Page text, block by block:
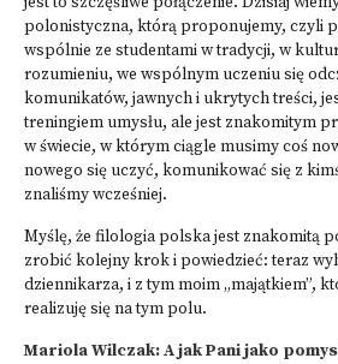
polonistyczna, którą proponujemy, czyli
wspólnie ze studentami w tradycji, w
rozumieniu, we wspólnym uczeniu się
komunikatów, jawnych i ukrytych treści,
treningiem umysłu, ale jest znakomitym
w świecie, w którym ciągle musimy coś
nowego się uczyć, komunikować się z
znaliśmy wcześniej.
Myślę, że filologia polska jest znakomitą
zrobić kolejny krok i powiedzieć: teraz
dziennikarza, i z tym moim „majątkiem”,
realizuję się na tym polu.
Mariola Wilczak: A jak Pani jako